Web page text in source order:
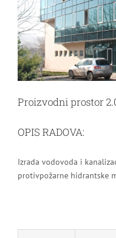
Image
Proizvodni prostor
OPIS RADOVA:
Izrada vodovoda i
protivpožarne hidrantske